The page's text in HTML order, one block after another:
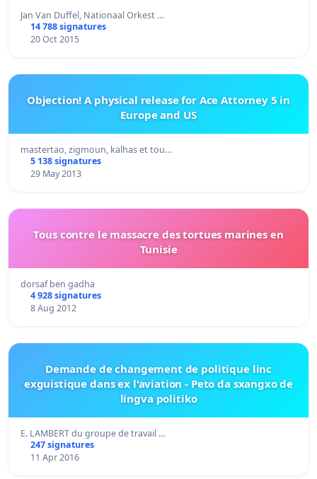
Jan Van Duffel, Nationaal Orkest …
14 788 signatures
20 Oct 2015
Objection! A physical release for Ace Attorney 5 in
Europe and US
mastertao, zigmoun, kalhas et tou…
5 138 signatures
29 May 2013
Tous contre le massacre des tortues marines en
Tunisie
dorsaf ben gadha
4 928 signatures
8 Aug 2012
Demande de changement de politique linc
exguistique dans ex l'aviation - Peto da sxangxo de
lingva politiko
E. LAMBERT du groupe de travail …
247 signatures
11 Apr 2016